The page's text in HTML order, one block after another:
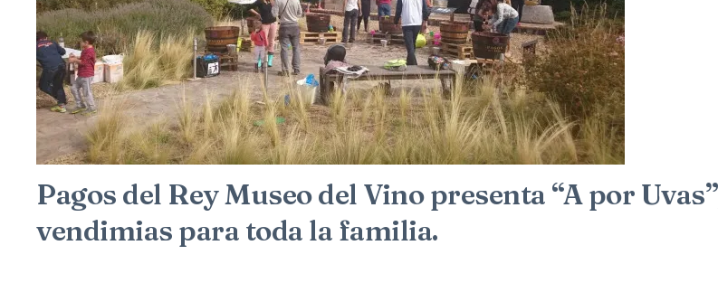
Pagos del Rey Museo del Vino presenta “A por
vendimias para toda la familia.